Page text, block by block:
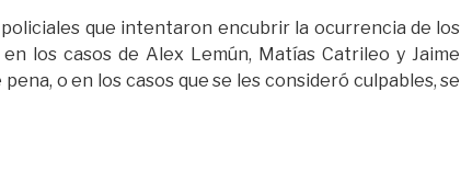
que intentaron encubrir la ocurrencia de los
los casos de Alex Lemún, Matías Catrileo y Jaime
o en los casos que se les consideró culpables, se